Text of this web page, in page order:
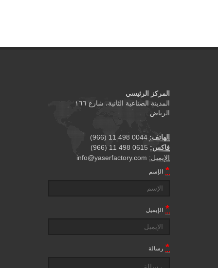
المركز الرئيسي
المدينة الصناعية الثانية، شارع ١٦٦
الرياض
الهاتف:
فاكس:
الإيميل:
* الإسم
* الإيميل
* رسالة